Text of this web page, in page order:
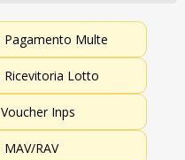
Pagamento Multe
Ricevitoria Lotto
Voucher Inps
MAV/RAV